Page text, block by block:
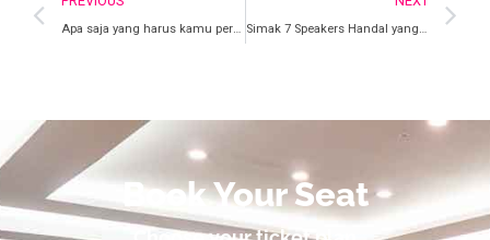
Apa saja yang harus kamu persiapkan untuk datang ke Exabytes E-Commerce Conference Simak 7 Speakers Handal yang Bakal Hadir di EEC 2019?
Book Your Seat